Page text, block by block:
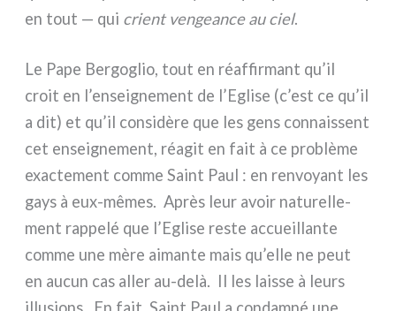
en tout — qui crient ven­gean­ce au ciel.
Le Pape Bergoglio, tout en réaf­fir­mant qu’il
croit en l’enseignement de l’Eglise (c’est ce qu’il
a dit) et qu’il con­si­dè­re que les gens con­nais­sent
cet ensei­gne­ment, réa­git en fait à ce pro­blè­me
exac­te­ment com­me Saint Paul : en ren­voyant les
gays à eux-mêmes. Après leur avoir natu­rel­le­
ment rap­pe­lé que l’Eglise reste accueil­lan­te
com­me une mère aiman­te mais qu’elle ne peut
en aucun cas aller au-delà. Il les lais­se à leurs